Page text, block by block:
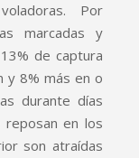
Por
marcadas y
de captura
y 8% más en o
durante días
reposan en los
son atraídas